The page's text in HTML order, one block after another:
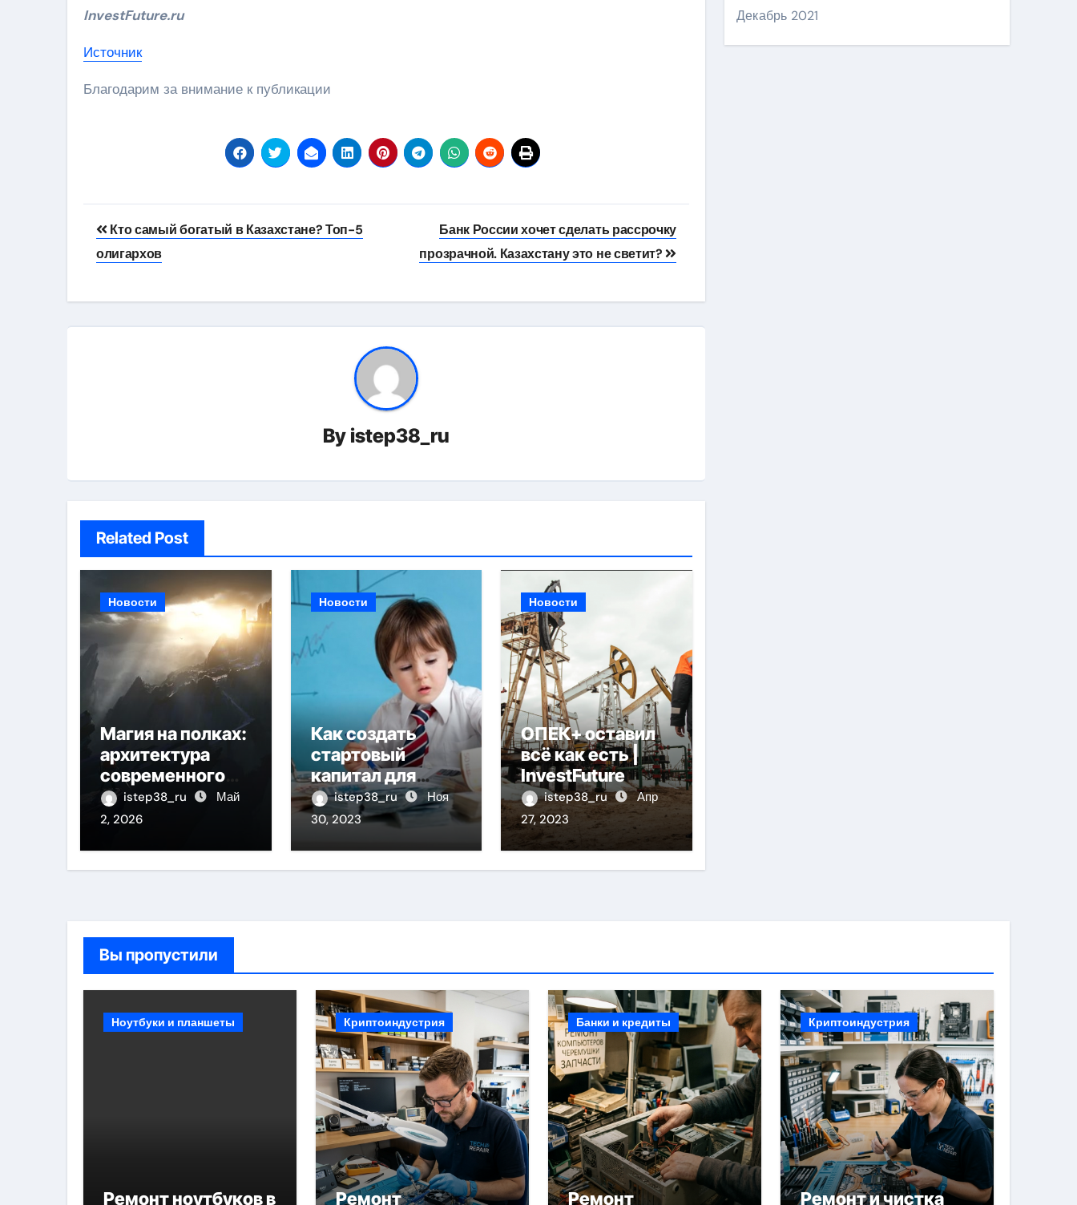
InvestFuture.ru
Источник
Благодарим за внимание к публикации
Навигация
по
Кто самый богатый в Казахстане? Топ-5
олигархов
Банк России хочет сделать рассрочку
прозрачной. Казахстану это не светит?
By istep38_ru
Related Post
Новости
Магия на полках:
архитектура
современного
фэнтези
istep38_ru
Май
2, 2026
Новости
Как создать
стартовый
капитал для
ребёнка
istep38_ru
Ноя
30, 2023
Новости
ОПЕК+ оставил
всё как есть |
InvestFuture
istep38_ru
Апр
27, 2023
Декабрь 2021
Вы пропустили
Ноутбуки и планшеты
Ремонт ноутбуков в
Криптоиндустрия
Ремонт
Банки и кредиты
Ремонт
Криптоиндустрия
Ремонт и чистка